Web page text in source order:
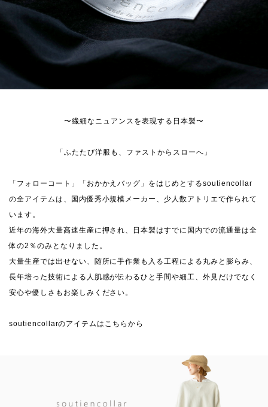
〜繊細なニュアンスを表現する日本製〜
「ふたたび洋服も、ファストからスローへ」
「フォローコート」「おかかえバッグ」をはじめとするsoutiencollar
の全アイテムは、国内優秀小規模メーカー、少人数アトリエで作られて
います。
近年の海外大量高速生産に押され、日本製はすでに国内での流通量は全
体の2％のみとなりました。
大量生産では出せない、随所に手作業も入る工程による丸みと膨らみ、
長年培った技術による人肌感が伝わるひと手間や細工、外見だけでなく
安心や優しさもお楽しみください。
soutiencollarのアイテムはこちらから